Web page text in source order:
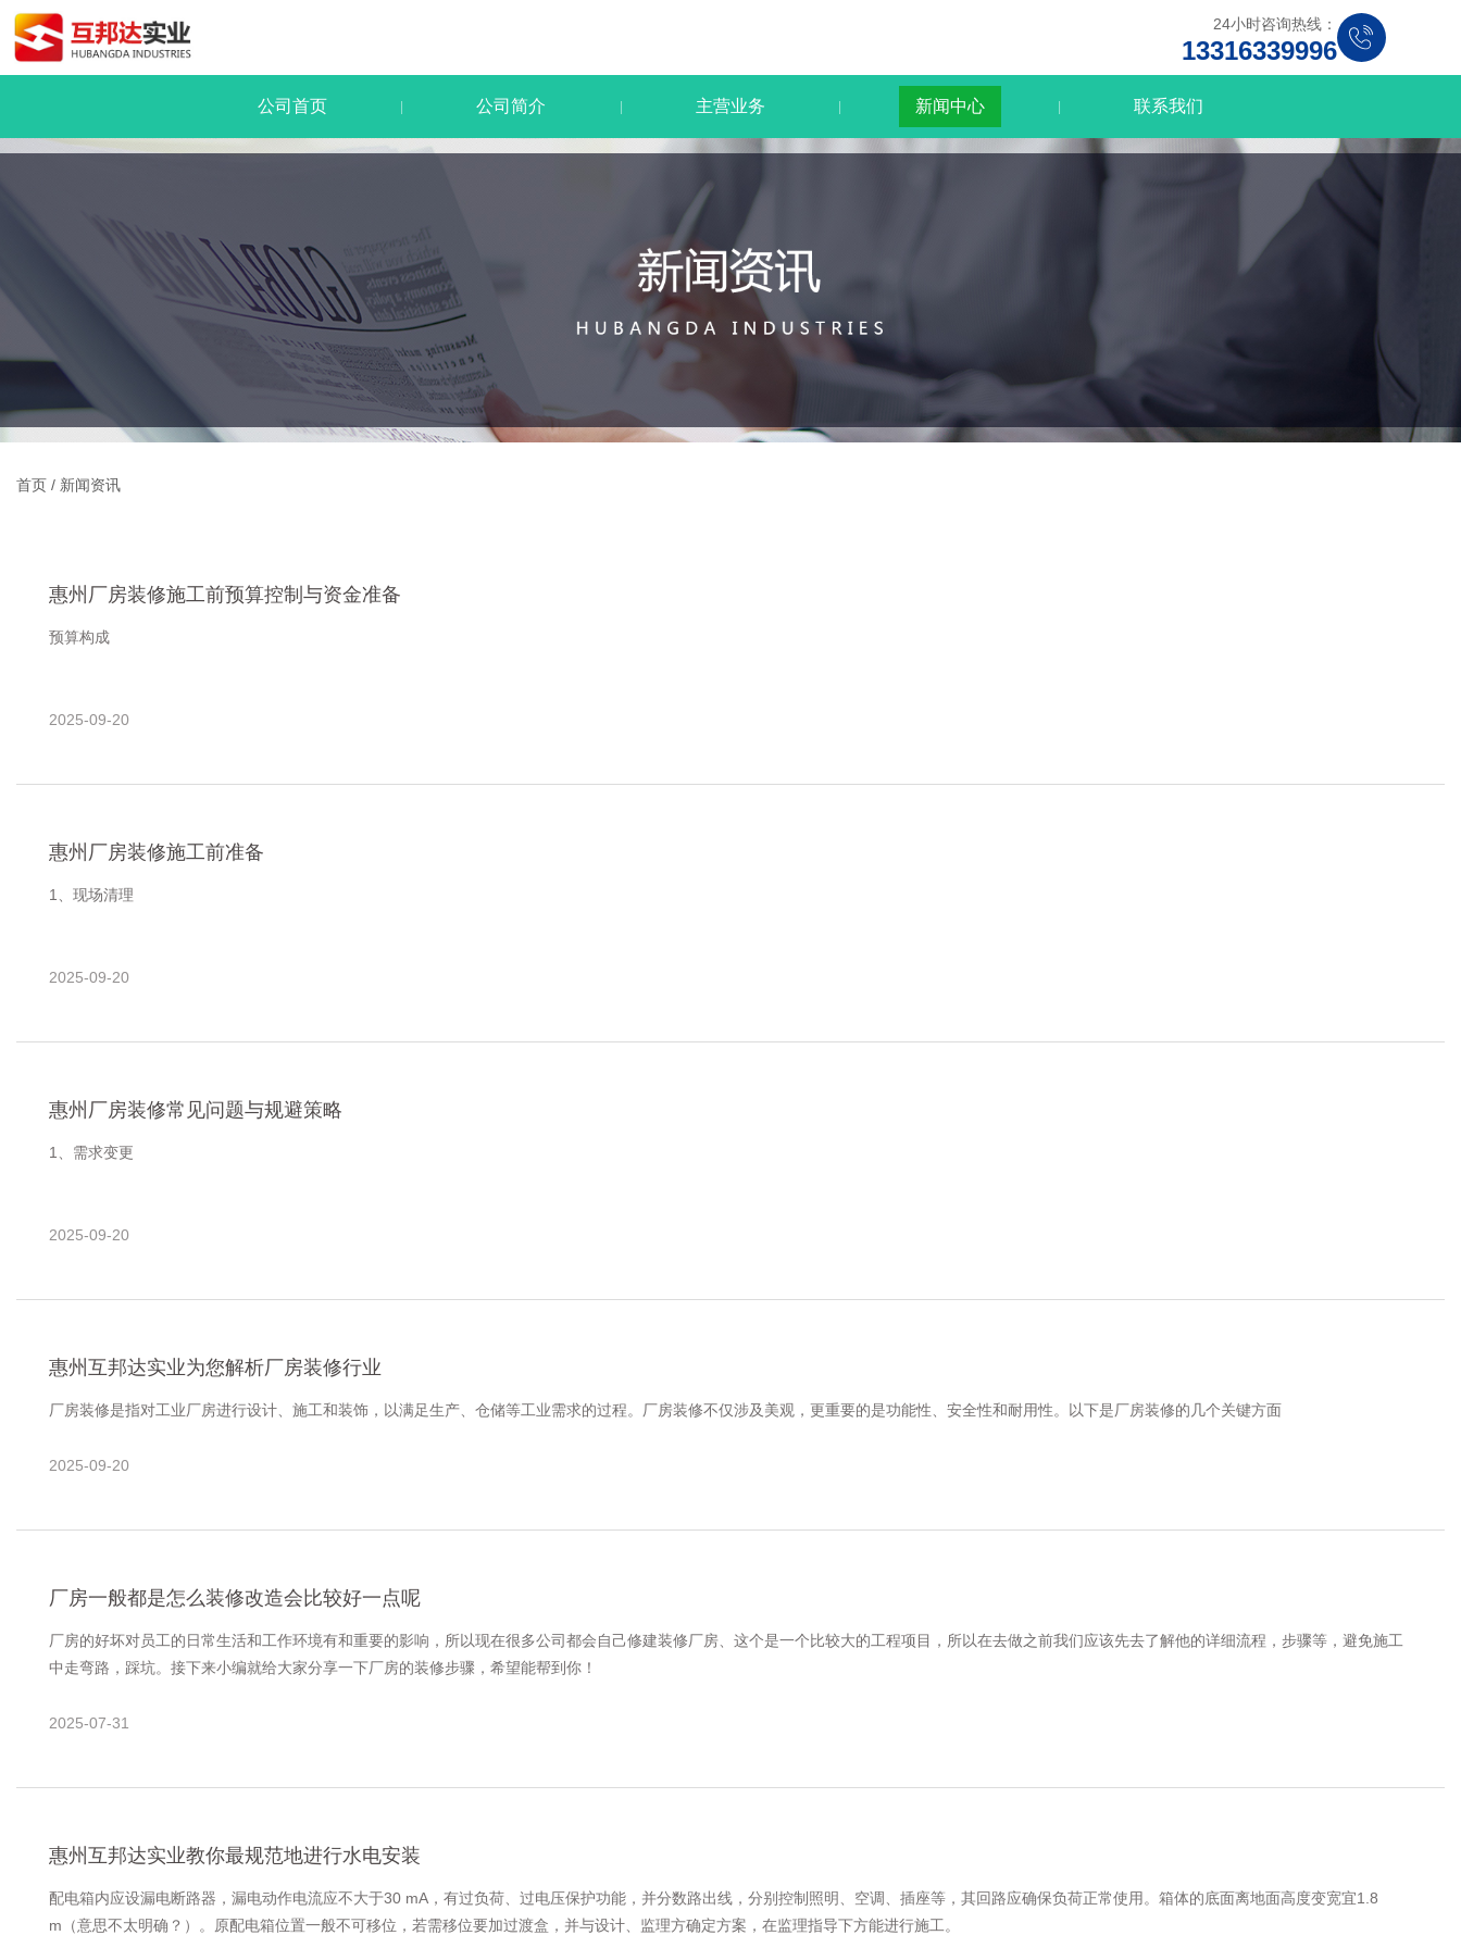
24小时咨询热线：
13316339996
公司首页 | 公司简介 | 主营业务 | 新闻中心 | 联系我们
首页 / 新闻资讯
惠州厂房装修施工前预算控制与资金准备
预算构成‌
2025-09-20
惠州厂房装修施工前准备
1、现场清理‌
2025-09-20
惠州厂房装修常见问题与规避策略
1、需求变更‌
2025-09-20
惠州互邦达实业为您解析厂房装修行业
厂房装修是指对工业厂房进行设计、施工和装饰，以满足生产、仓储等工业需求的过程。厂房装修不仅涉及美观，更重要的是功能性、安全性和耐用性。以下是厂房装修的几个关键方面
2025-09-20
厂房一般都是怎么装修改造会比较好一点呢
厂房的好坏对员工的日常生活和工作环境有和重要的影响，所以现在很多公司都会自己修建装修厂房、这个是一个比较大的工程项目，所以在去做之前我们应该先去了解他的详细流程，步骤等，避免施工
中走弯路，踩坑。接下来小编就给大家分享一下厂房的装修步骤，希望能帮到你！
2025-07-31
惠州互邦达实业教你最规范地进行水电安装
配电箱内应设漏电断路器，漏电动作电流应不大于30 mA，有过负荷、过电压保护功能，并分数路出线，分别控制照明、空调、插座等，其回路应确保负荷正常使用。箱体的底面离地面高度变宽宜1.8
m（意思不太明确？）。原配电箱位置一般不可移位，若需移位要加过渡盒，并与设计、监理方确定方案，在监理指导下方能进行施工。